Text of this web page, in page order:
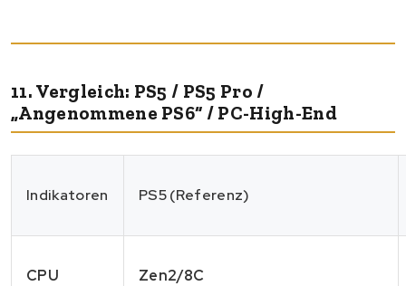
11. Vergleich: PS5 / PS5 Pro /
„Angenommene PS6“ / PC-High-End
Indikatoren PS5 (Referenz)
CPU Zen2/8C